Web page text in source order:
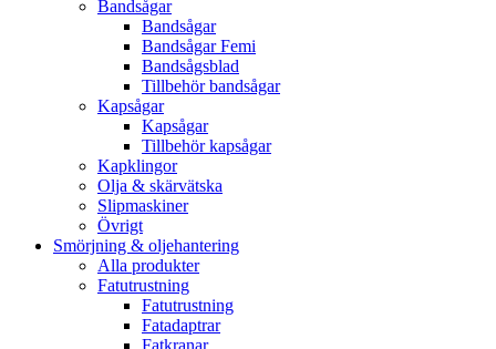
Bandsågar
Bandsågar
Bandsågar Femi
Bandsågsblad
Tillbehör bandsågar
Kapsågar
Kapsågar
Tillbehör kapsågar
Kapklingor
Olja & skärvätska
Slipmaskiner
Övrigt
Smörjning & oljehantering
Alla produkter
Fatutrustning
Fatutrustning
Fatadaptrar
Fatkranar